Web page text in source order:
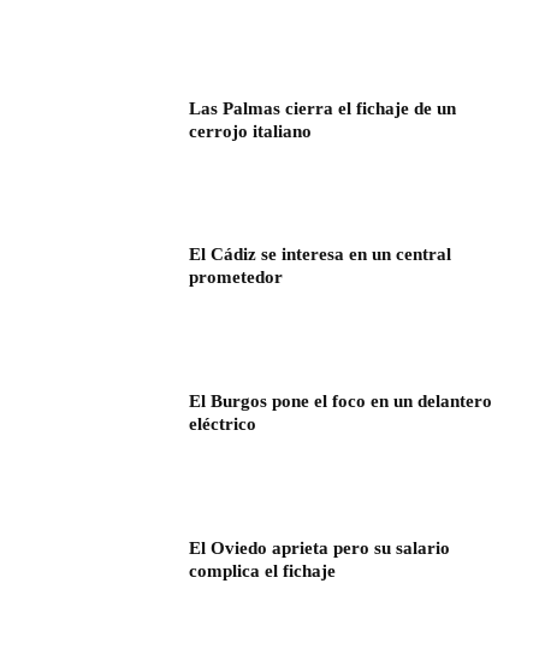
Las Palmas cierra el fichaje de un
cerrojo italiano
El Cádiz se interesa en un central
prometedor
El Burgos pone el foco en un delantero
eléctrico
El Oviedo aprieta pero su salario
complica el fichaje